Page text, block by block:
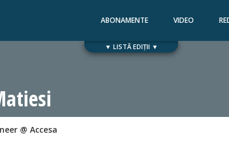
ABONAMENTE VIDEO
▼ LISTĂ EDIȚII ▼
@ Accesa